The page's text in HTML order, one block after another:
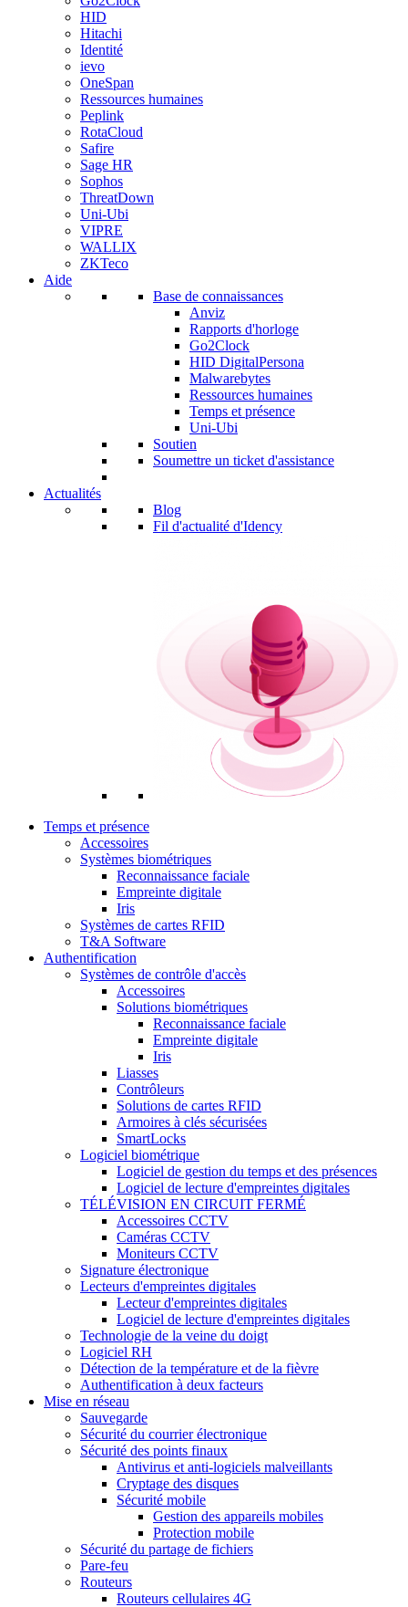
HID
Hitachi
Identité
ievo
OneSpan
Ressources humaines
Peplink
RotaCloud
Safire
Sage HR
Sophos
ThreatDown
Uni-Ubi
VIPRE
WALLIX
ZKTeco
Aide
Base de connaissances
Anviz
Rapports d'horloge
Go2Clock
HID DigitalPersona
Malwarebytes
Ressources humaines
Temps et présence
Uni-Ubi
Soutien
Soumettre un ticket d'assistance
Actualités
Blog
Fil d'actualité d'Idency
Temps et présence
Accessoires
Systèmes biométriques
Reconnaissance faciale
Empreinte digitale
Iris
Systèmes de cartes RFID
T&A Software
Authentification
Systèmes de contrôle d'accès
Accessoires
Solutions biométriques
Reconnaissance faciale
Empreinte digitale
Iris
Liasses
Contrôleurs
Solutions de cartes RFID
Armoires à clés sécurisées
SmartLocks
Logiciel biométrique
Logiciel de gestion du temps et des présences
Logiciel de lecture d'empreintes digitales
TÉLÉVISION EN CIRCUIT FERMÉ
Accessoires CCTV
Caméras CCTV
Moniteurs CCTV
Signature électronique
Lecteurs d'empreintes digitales
Lecteur d'empreintes digitales
Logiciel de lecture d'empreintes digitales
Technologie de la veine du doigt
Logiciel RH
Détection de la température et de la fièvre
Authentification à deux facteurs
Mise en réseau
Sauvegarde
Sécurité du courrier électronique
Sécurité des points finaux
Antivirus et anti-logiciels malveillants
Cryptage des disques
Sécurité mobile
Gestion des appareils mobiles
Protection mobile
Sécurité du partage de fichiers
Pare-feu
Routeurs
Routeurs cellulaires 4G